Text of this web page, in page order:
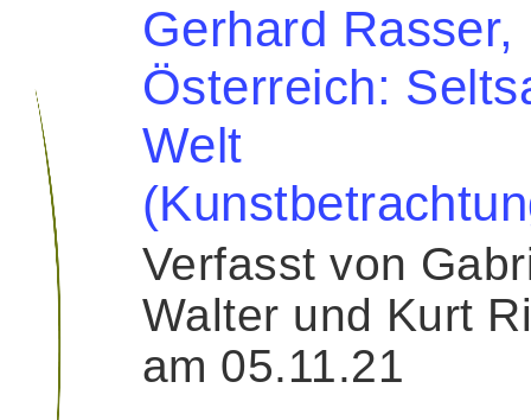
Gerhard Rasser,
Österreich:
Welt
Verfasst von
Walter und Kurt
am 05.11.21